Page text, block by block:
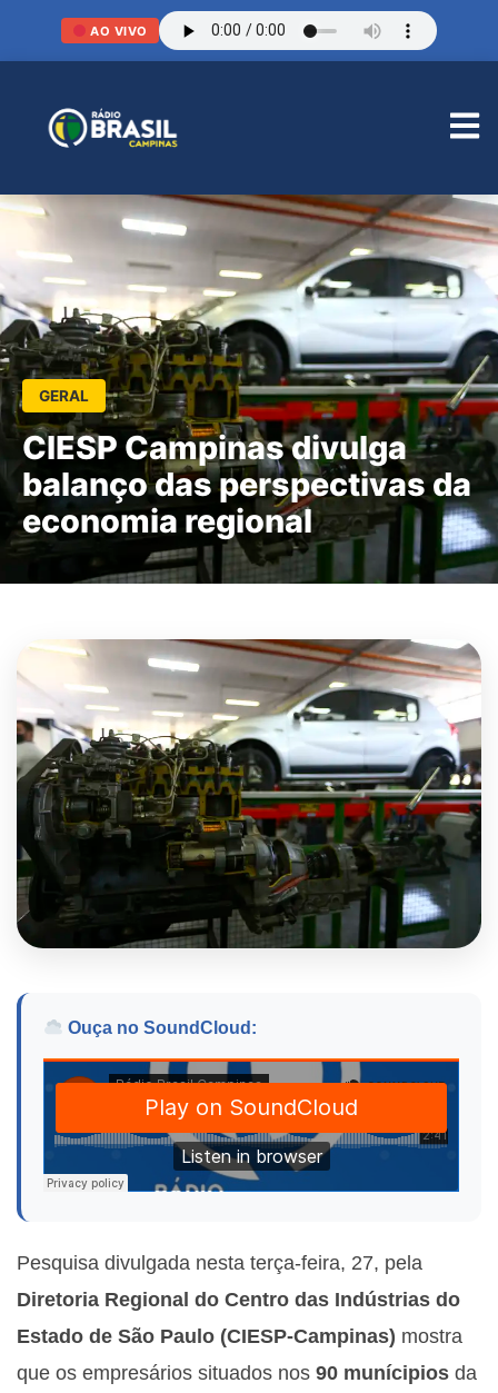
AO VIVO
GERAL
CIESP Campinas divulga
balanço das perspectivas da
economia regional
Ouça no SoundCloud:
Pesquisa divulgada nesta terça-feira, 27, pela
Diretoria Regional do Centro das Indústrias do
Estado de São Paulo (CIESP-Campinas) mostra
que os empresários situados nos 90 munícipios da